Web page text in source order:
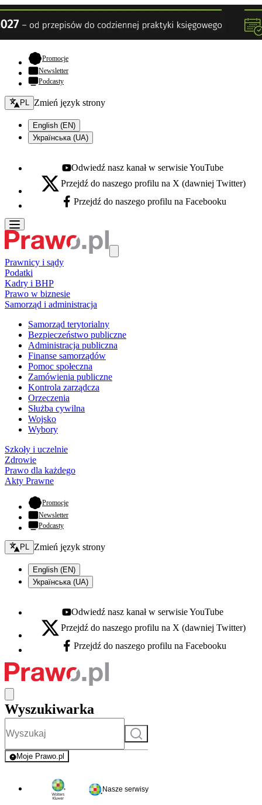
Promocje- otwiera się w nowej karcie
Newsletter
Podcasty
Zmień język - bieżący:
PL Zmień język strony
English (EN)
Українська (UA)
Youtube - otwiera się w nowej karcie
Odwiedź nasz kanał w serwisie YouTube
X - otwiera się w nowej karcie
Przejdź do naszego profilu na X (dawniej Twitter)
Facebook - otwiera się w nowej karcie
Przejdź do naszego profilu na Facebooku
Prawnicy i sądy
Podatki
Kadry i BHP
Prawo w biznesie
Samorząd i administracja
Samorząd terytorialny
Bezpieczeństwo publiczne
Administracja publiczna
Finanse samorządów
Pomoc społeczna
Zamówienia publiczne
Kontrola zarządcza
Orzeczenia
Służba cywilna
Wojsko
Wybory
Szkoły i uczelnie
Zdrowie
Prawo dla każdego
Akty Prawne
Promocje- otwiera się w nowej karcie
Newsletter
Podcasty
Zmień język - bieżący:
PL Zmień język strony
English (EN)
Українська (UA)
Youtube - otwiera się w nowej karcie
Odwiedź nasz kanał w serwisie YouTube
X - otwiera się w nowej karcie
Przejdź do naszego profilu na X (dawniej Twitter)
Facebook - otwiera się w nowej karcie
Przejdź do naszego profilu na Facebooku
Wyszukiwarka
Szukaj
Moje Prawo.pl
- rejestracja i logowanie do serwisu
Nasze serwisy